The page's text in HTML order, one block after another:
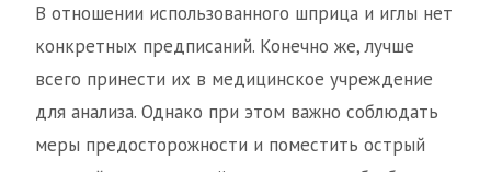
В отношении использованного шприца и иглы нет
конкретных предписаний. Конечно же, лучше
всего принести их в медицинское учреждение
для анализа. Однако при этом важно соблюдать
меры предосторожности и поместить острый